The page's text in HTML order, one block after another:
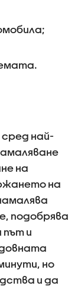
сред най-
на
на
подобрява
път и
но
и да